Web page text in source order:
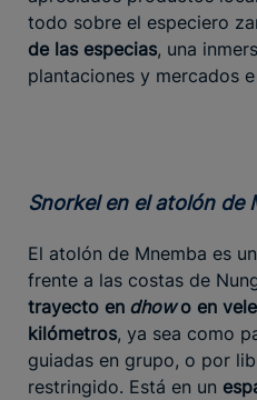
todo sobre el especiero
de las especias, una
plantaciones y mercados
Snorkel en el atolón de
El atolón de Mnemba es
frente a las costas de
trayecto en dhowo en
kilómetros, ya sea como
guiadas en grupo, o por
restringido. Está en un